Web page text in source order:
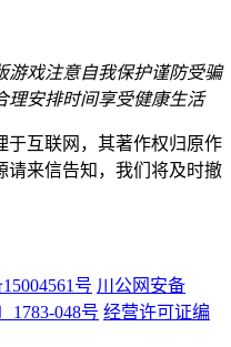
游戏注意自我保护谨防受骗
理安排时间享受健康生活
于互联网，其著作权归原作
请来信告知，我们将及时撤
号 川公网安备
1783-048号 经营许可证编